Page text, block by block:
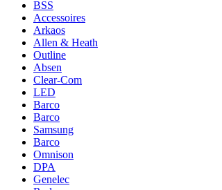
BSS
Accessoires
Arkaos
Allen & Heath
Outline
Absen
Clear-Com
LED
Barco
Barco
Samsung
Barco
Omnison
DPA
Genelec